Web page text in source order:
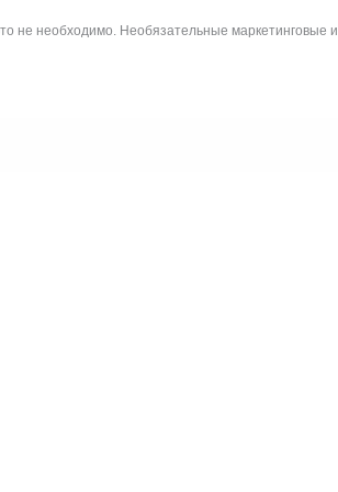
не необходимо. Необязательные маркетинговые и